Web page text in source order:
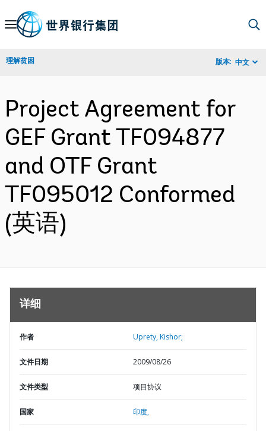
Skip
Navigation
理解贫困 版本: 中文
Project Agreement for
GEF Grant TF094877
and OTF Grant
TF095012 Conformed
(英语)
详细
作者 Uprety, Kishor;
文件日期 2009/08/26
文件类型 项目协议
国家 印度,